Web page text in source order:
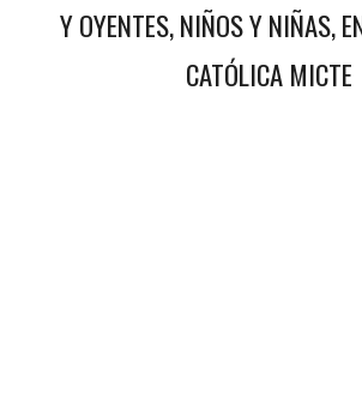
Y OYENTES, NIÑOS Y NIÑAS,
CATÓLICA MICTE